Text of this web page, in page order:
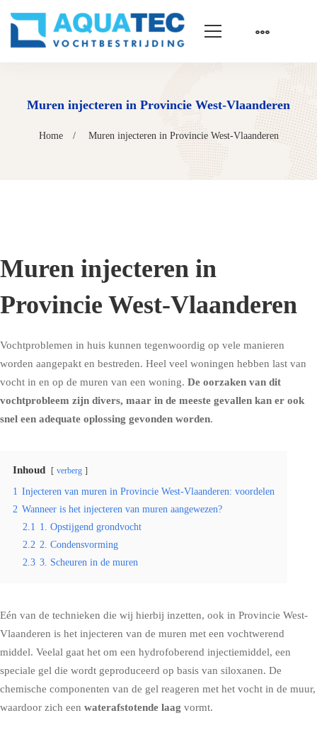
Muren injecteren in Provincie West-Vlaanderen
Home Muren injecteren in Provincie West-Vlaanderen
Muren injecteren in
Provincie West-Vlaanderen
Vochtproblemen in huis kunnen tegenwoordig op vele manieren
worden aangepakt en bestreden. Heel veel woningen hebben last van
vocht in en op de muren van een woning. De oorzaken van dit
vochtprobleem zijn divers, maar in de meeste gevallen kan er ook
snel een adequate oplossing gevonden worden.
Inhoud verberg
1 Injecteren van muren in Provincie West-Vlaanderen: voordelen
2 Wanneer is het injecteren van muren aangewezen?
2.1 1. Opstijgend grondvocht
2.2 2. Condensvorming
2.3 3. Scheuren in de muren
Eén van de technieken die wij hierbij inzetten, ook in Provincie West-
Vlaanderen is het injecteren van de muren met een vochtwerend
middel. Veelal gaat het om een hydrofoberend injectiemiddel, een
speciale gel die wordt geproduceerd op basis van siloxanen. De
chemische componenten van de gel reageren met het vocht in de muur,
waardoor zich een waterafstotende laag vormt.